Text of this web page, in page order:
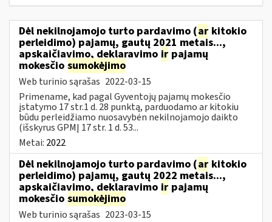
Dėl nekilnojamojo turto pardavimo (ar kitokio
perleidimo) pajamų, gautų 2021 metais...,
apskaičiavimo, deklaravimo ir pajamų
mokesčio sumokėjimo
Web turinio sąrašas 2022-03-15
Primename, kad pagal Gyventojų pajamų mokesčio
įstatymo 17 str.1 d. 28 punktą, parduodamo ar kitokiu
būdu perleidžiamo nuosavybėn nekilnojamojo daikto
(išskyrus GPMĮ 17 str. 1 d. 53...
Metai: 2022
Dėl nekilnojamojo turto pardavimo (ar kitokio
perleidimo) pajamų, gautų 2022 metais...,
apskaičiavimo, deklaravimo ir pajamų
mokesčio sumokėjimo
Web turinio sąrašas 2023-03-15